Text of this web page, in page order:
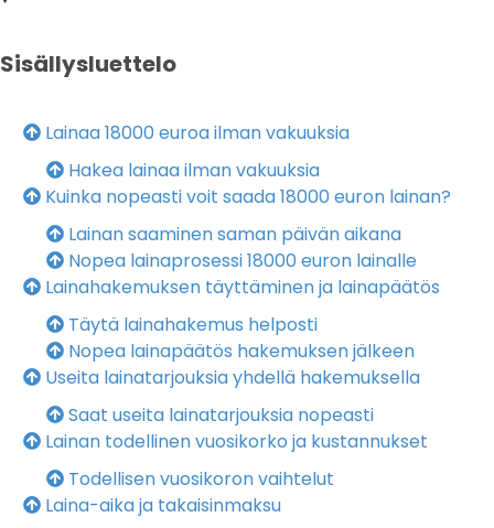
Sisällysluettelo
Lainaa 18000 euroa ilman vakuuksia
Hakea lainaa ilman vakuuksia
Kuinka nopeasti voit saada 18000 euron lainan?
Lainan saaminen saman päivän aikana
Nopea lainaprosessi 18000 euron lainalle
Lainahakemuksen täyttäminen ja lainapäätös
Täytä lainahakemus helposti
Nopea lainapäätös hakemuksen jälkeen
Useita lainatarjouksia yhdellä hakemuksella
Saat useita lainatarjouksia nopeasti
Lainan todellinen vuosikorko ja kustannukset
Todellisen vuosikoron vaihtelut
Laina-aika ja takaisinmaksu